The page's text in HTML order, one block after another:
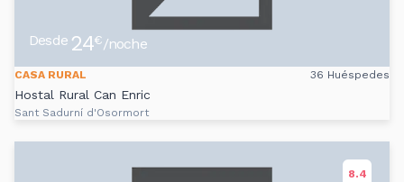
Desde 24€/noche
CASA RURAL 36 Huéspedes
Hostal Rural Can Enric
Sant Sadurní d'Osormort
8.4